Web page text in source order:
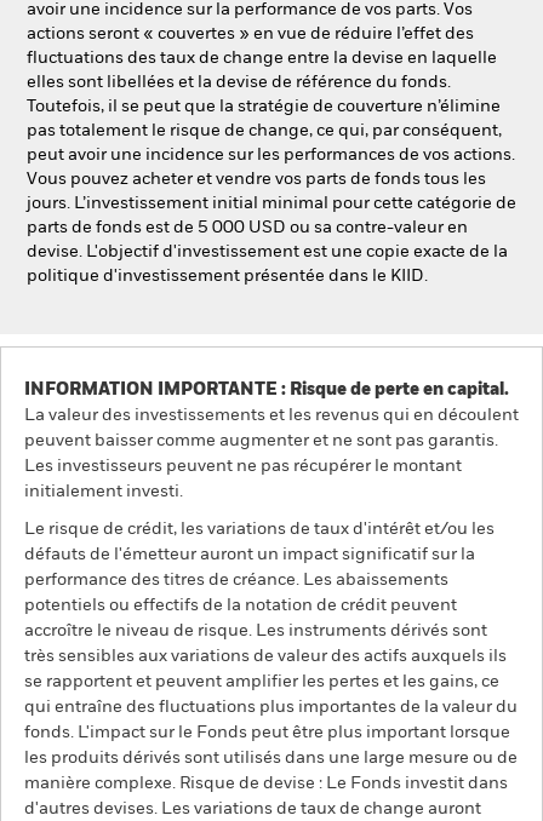
avoir une incidence sur la performance de vos parts. Vos
actions seront « couvertes » en vue de réduire l’effet des
fluctuations des taux de change entre la devise en laquelle
elles sont libellées et la devise de référence du fonds.
Toutefois, il se peut que la stratégie de couverture n’élimine
pas totalement le risque de change, ce qui, par conséquent,
peut avoir une incidence sur les performances de vos actions.
Vous pouvez acheter et vendre vos parts de fonds tous les
jours. L’investissement initial minimal pour cette catégorie de
parts de fonds est de 5 000 USD ou sa contre-valeur en
devise. L'objectif d'investissement est une copie exacte de la
politique d'investissement présentée dans le KIID.
INFORMATION IMPORTANTE : Risque de perte en capital.
La valeur des investissements et les revenus qui en découlent
peuvent baisser comme augmenter et ne sont pas garantis.
Les investisseurs peuvent ne pas récupérer le montant
initialement investi.
Le risque de crédit, les variations de taux d'intérêt et/ou les
défauts de l'émetteur auront un impact significatif sur la
performance des titres de créance. Les abaissements
potentiels ou effectifs de la notation de crédit peuvent
accroître le niveau de risque. Les instruments dérivés sont
très sensibles aux variations de valeur des actifs auxquels ils
se rapportent et peuvent amplifier les pertes et les gains, ce
qui entraîne des fluctuations plus importantes de la valeur du
fonds. L'impact sur le Fonds peut être plus important lorsque
les produits dérivés sont utilisés dans une large mesure ou de
manière complexe. Risque de devise : Le Fonds investit dans
d'autres devises. Les variations de taux de change auront